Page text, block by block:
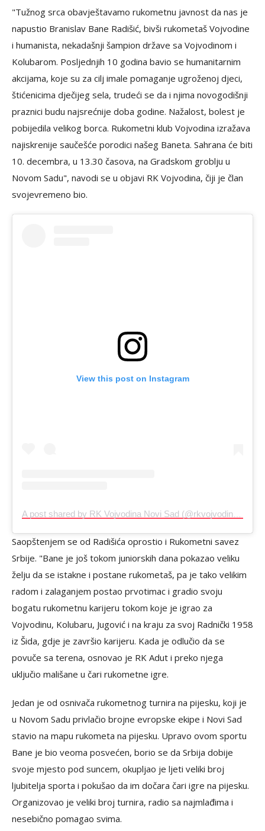
"Tužnog srca obavještavamo rukometnu javnost da nas je
napustio Branislav Bane Radišić, bivši rukometaš Vojvodine
i humanista, nekadašnji šampion države sa Vojvodinom i
Kolubarom. Posljednjih 10 godina bavio se humanitarnim
akcijama, koje su za cilj imale pomaganje ugroženoj djeci,
štićenicima dječijeg sela, trudeći se da i njima novogodišnji
praznici budu najsrećnije doba godine. Nažalost, bolest je
pobijedila velikog borca. Rukometni klub Vojvodina izražava
najiskrenije saučešće porodici našeg Baneta. Sahrana će biti
10. decembra, u 13.30 časova, na Gradskom groblju u
Novom Sadu", navodi se u objavi RK Vojvodina, čiji je član
svojevremeno bio.
View this post on Instagram
Saopštenjem se od Radišića oprostio i Rukometni savez
Srbije. "Bane je još tokom juniorskih dana pokazao veliku
želju da se istakne i postane rukometaš, pa je tako velikim
radom i zalaganjem postao prvotimac i gradio svoju
bogatu rukometnu karijeru tokom koje je igrao za
Vojvodinu, Kolubaru, Jugović i na kraju za svoj Radnički 1958
iz Šida, gdje je završio karijeru. Kada je odlučio da se
povuče sa terena, osnovao je RK Adut i preko njega
uključio mališane u čari rukometne igre.
Jedan je od osnivača rukometnog turnira na pijesku, koji je
u Novom Sadu privlačio brojne evropske ekipe i Novi Sad
stavio na mapu rukometa na pijesku. Upravo ovom sportu
Bane je bio veoma posvećen, borio se da Srbija dobije
svoje mjesto pod suncem, okupljao je ljeti veliki broj
ljubitelja sporta i pokušao da im dočara čari igre na pijesku.
Organizovao je veliki broj turnira, radio sa najmlađima i
nesebično pomagao svima.